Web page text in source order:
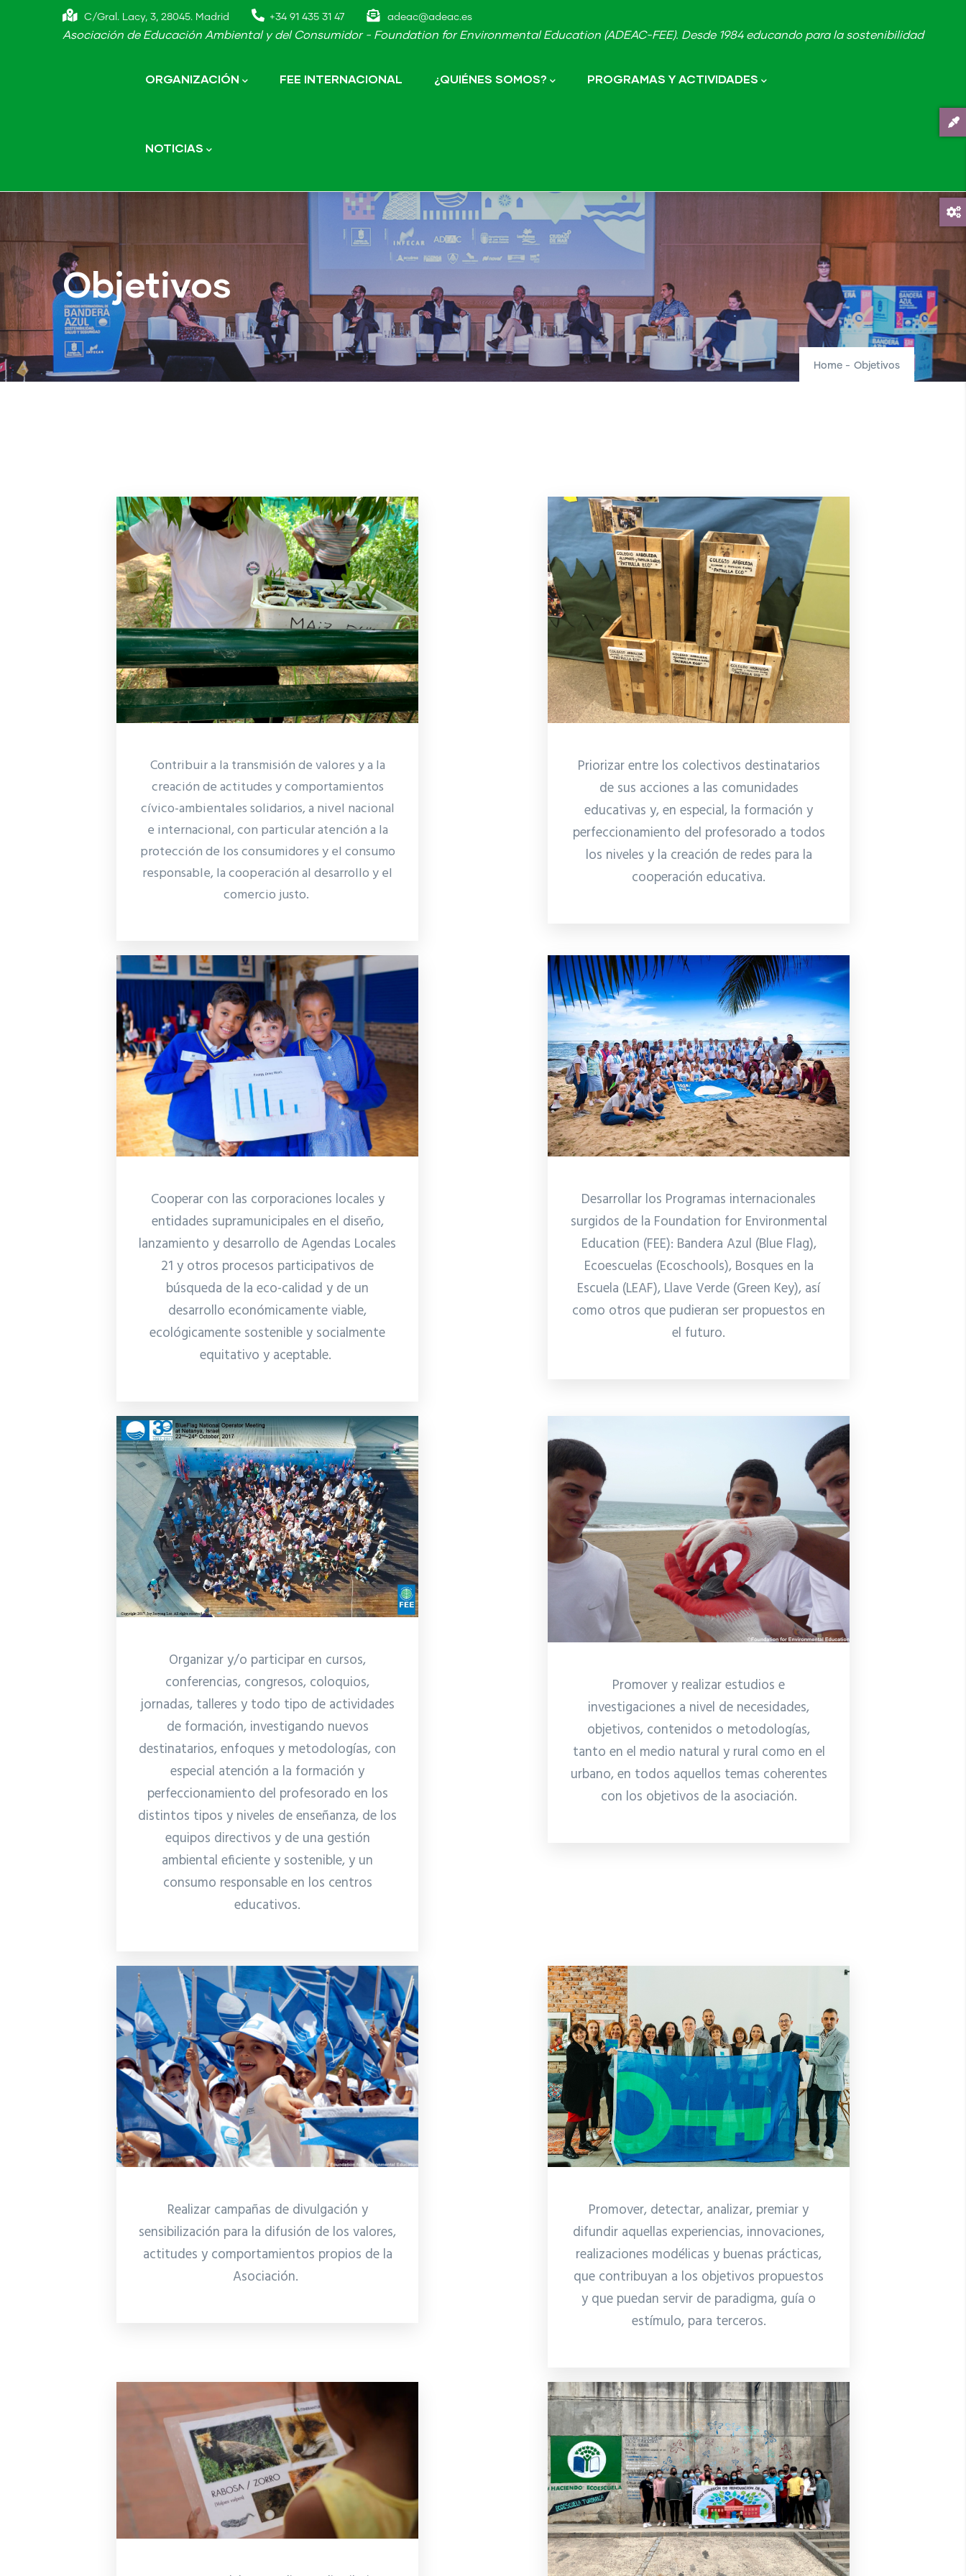
C/Gral. Lacy, 3, 28045. Madrid +34 91 435 31 47 adeac@adeac.es
Asociación de Educación Ambiental y del Consumidor - Foundation for Environmental Education (ADEAC-FEE). Desde 1984 educando para la sostenibilidad
navigation
ORGANIZACIÓN FEE INTERNACIONAL ¿QUIÉNES SOMOS? PROGRAMAS Y ACTIVIDADES
NOTICIAS
Objetivos
Home - Objetivos
Contribuir a la transmisión de valores y a la
creación de actitudes y comportamientos
cívico-ambientales solidarios, a nivel nacional
e internacional, con particular atención a la
protección de los consumidores y el consumo
responsable, la cooperación al desarrollo y el
comercio justo.
Priorizar entre los colectivos destinatarios
de sus acciones a las comunidades
educativas y, en especial, la formación y
perfeccionamiento del profesorado a todos
los niveles y la creación de redes para la
cooperación educativa.
Cooperar con las corporaciones locales y
entidades supramunicipales en el diseño,
lanzamiento y desarrollo de Agendas Locales
21 y otros procesos participativos de
búsqueda de la eco-calidad y de un
desarrollo económicamente viable,
ecológicamente sostenible y socialmente
equitativo y aceptable.
Desarrollar los Programas internacionales
surgidos de la Foundation for Environmental
Education (FEE): Bandera Azul (Blue Flag),
Ecoescuelas (Ecoschools), Bosques en la
Escuela (LEAF), Llave Verde (Green Key), así
como otros que pudieran ser propuestos en
el futuro.
Organizar y/o participar en cursos,
conferencias, congresos, coloquios,
jornadas, talleres y todo tipo de actividades
de formación, investigando nuevos
destinatarios, enfoques y metodologías, con
especial atención a la formación y
perfeccionamiento del profesorado en los
distintos tipos y niveles de enseñanza, de los
equipos directivos y de una gestión
ambiental eficiente y sostenible, y un
consumo responsable en los centros
educativos.
Promover y realizar estudios e
investigaciones a nivel de necesidades,
objetivos, contenidos o metodologías,
tanto en el medio natural y rural como en el
urbano, en todos aquellos temas coherentes
con los objetivos de la asociación.
Realizar campañas de divulgación y
sensibilización para la difusión de los valores,
actitudes y comportamientos propios de la
Asociación.
Promover, detectar, analizar, premiar y
difundir aquellas experiencias, innovaciones,
realizaciones modélicas y buenas prácticas,
que contribuyan a los objetivos propuestos
y que puedan servir de paradigma, guía o
estímulo, para terceros.